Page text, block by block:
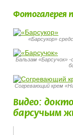
Фотогалерея
«Барсукор»
Бальзам «Барсучок»
Согревающий крем
Видео:
барсучьим